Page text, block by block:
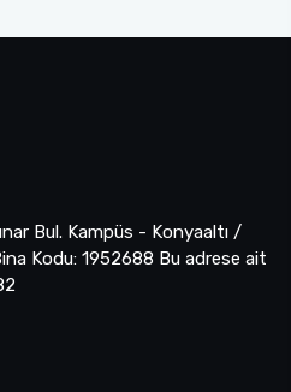
Bul. Kampüs - Konyaaltı /
Kodu: 1952688 Bu adrese ait
Bölümü